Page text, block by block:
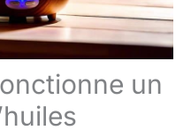
un